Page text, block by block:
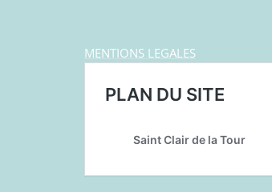
MENTIONS LEGALES